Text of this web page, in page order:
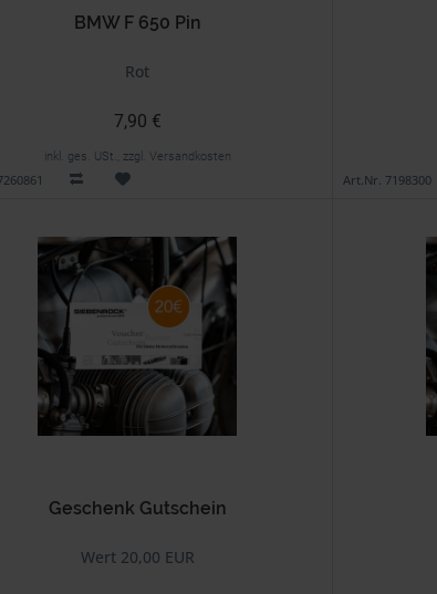
BMW F 650 Pin
Rot
7,90 €
inkl. ges. USt., zzgl. Versandkosten
Art.Nr. 7198300
Geschenk Gutschein
Wert 20,00 EUR